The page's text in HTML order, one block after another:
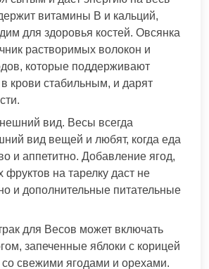
витамины B и кальций,
для здоровья костей. Овсянка
растворимых волокон и
которые поддерживают
крови стабильным, и дарят
вид. Весы всегда
вид вещей и любят, когда еда
и аппетитно. Добавление ягод,
фруктов на тарелку даст не
и дополнительные питательные
для Весов может включать
запеченные яблоки с корицей
свежими ягодами и орехами.